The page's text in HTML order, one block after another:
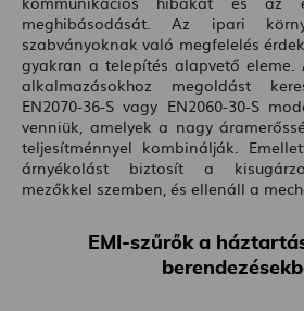
meghibásodását. Az ipari
szabványoknak való megfelelés
gyakran a telepítés alapvető eleme.
alkalmazásokhoz megoldást
EN2070-36-S vagy EN2060-30-S
venniük, amelyek a nagy
teljesítménnyel kombinálják.
árnyékolást biztosít a
mezőkkel szemben, és ellenáll a
EMI-szűrők a